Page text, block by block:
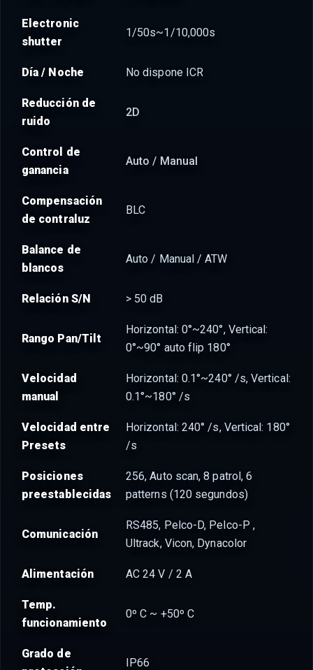
Electronic
shutter
1/50s~1/10,000s
Día / Noche No dispone ICR
Reducción de
ruido
2D
Control de
ganancia
Auto / Manual
Compensación
de contraluz
BLC
Balance de
blancos
Auto / Manual / ATW
Relación S/N > 50 dB
Rango Pan/Tilt
Horizontal: 0°~240°, Vertical:
0°~90° auto flip 180°
Velocidad
manual
Horizontal: 0.1°~240° /s, Vertical:
0.1°~180° /s
Velocidad entre
Presets
Horizontal: 240° /s, Vertical: 180°
/s
Posiciones
preestablecidas
256, Auto scan, 8 patrol, 6
patterns (120 segundos)
Comunicación
RS485, Pelco-D, Pelco-P ,
Ultrack, Vicon, Dynacolor
Alimentación AC 24 V / 2 A
Temp.
funcionamiento
0º C ~ +50º C
Grado de
IP66